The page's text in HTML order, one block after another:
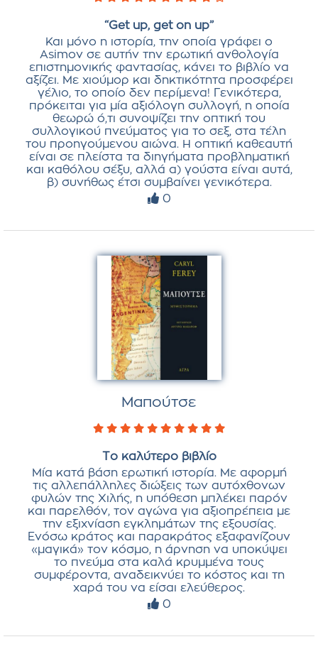
“Get up, get on up”
Και μόνο η ιστορία, την οποία γράφει ο
Asimov σε αυτήν την ερωτική ανθολογία
επιστημονικής φαντασίας, κάνει το βιβλίο να
αξίζει. Με χιούμορ και δηκτικότητα προσφέρει
γέλιο, το οποίο δεν περίμενα! Γενικότερα,
πρόκειται για μία αξιόλογη συλλογή, η οποία
θεωρώ ό,τι συνοψίζει την οπτική του
συλλογικού πνεύματος για το σεξ, στα τέλη
του προηγούμενου αιώνα. Η οπτική καθεαυτή
είναι σε πλείστα τα διηγήματα προβληματική
και καθόλου σέξυ, αλλά α) γούστα είναι αυτά,
β) συνήθως έτσι συμβαίνει γενικότερα.
0
Μαπούτσε
Το καλύτερο βιβλίο
Μία κατά βάση ερωτική ιστορία. Με αφορμή
τις αλλεπάλληλες διώξεις των αυτόχθονων
φυλών της Χιλής, η υπόθεση μπλέκει παρόν
και παρελθόν, τον αγώνα για αξιοπρέπεια με
την εξιχνίαση εγκλημάτων της εξουσίας.
Ενόσω κράτος και παρακράτος εξαφανίζουν
«μαγικά» τον κόσμο, η άρνηση να υποκύψει
το πνεύμα στα καλά κρυμμένα τους
συμφέροντα, αναδεικνύει το κόστος και τη
χαρά του να είσαι ελεύθερος.
0